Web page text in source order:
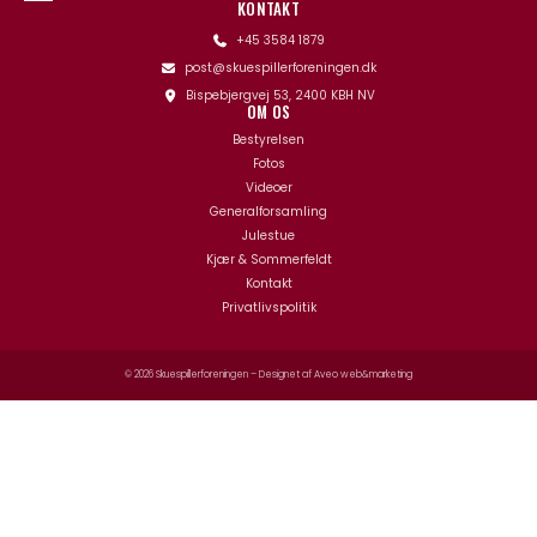
KONTAKT
+45 3584 1879
post@skuespillerforeningen.dk
Bispebjergvej 53, 2400 KBH NV
OM OS
Bestyrelsen
Fotos
Videoer
Generalforsamling
Julestue
Kjær & Sommerfeldt
Kontakt
Privatlivspolitik
© 2026 Skuespillerforeningen – Designet afAveo web&marketing